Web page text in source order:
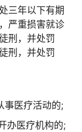
三年以下有期
严重损害就诊
刑，并处罚
刑，并处罚
事医疗活动的;
办医疗机构的;